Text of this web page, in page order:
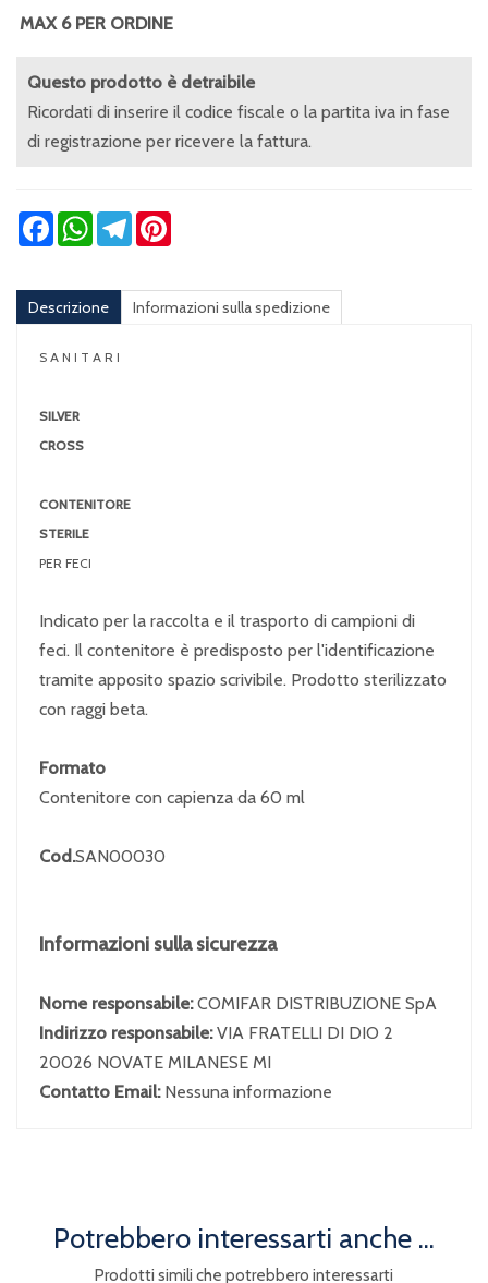
MAX 6 PER ORDINE
Questo prodotto è detraibile
Ricordati di inserire il codice fiscale o la partita iva in fase
di registrazione per ricevere la fattura.
FacebookWhatsApp
Telegram
Descrizione Informazioni sulla spedizione
S A N I T A R I
SILVER
CROSS
CONTENITORE
STERILE
PER FECI
Indicato per la raccolta e il trasporto di campioni di
feci. Il contenitore è predisposto per l'identificazione
tramite apposito spazio scrivibile. Prodotto sterilizzato
con raggi beta.
Formato
Contenitore con capienza da 60 ml
Cod.SAN00030
Informazioni sulla sicurezza
Nome responsabile:COMIFAR DISTRIBUZIONE SpA
Indirizzo responsabile:VIA FRATELLI DI DIO 2
20026 NOVATE MILANESE MI
Contatto Email: Nessuna informazione
Potrebbero interessarti anche ...
Prodotti simili che potrebbero interessarti